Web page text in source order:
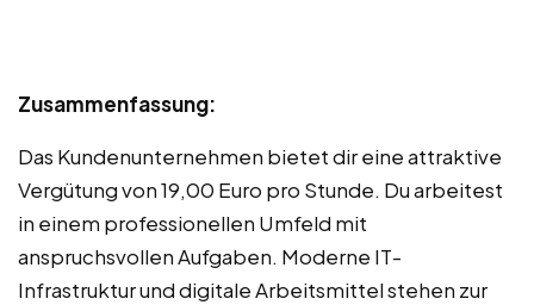
Zusammenfassung:
Das Kundenunternehmen bietet dir eine attraktive
Vergütung von 19,00 Euro pro Stunde. Du arbeitest
in einem professionellen Umfeld mit
anspruchsvollen Aufgaben. Moderne IT-
Infrastruktur und digitale Arbeitsmittel stehen zur